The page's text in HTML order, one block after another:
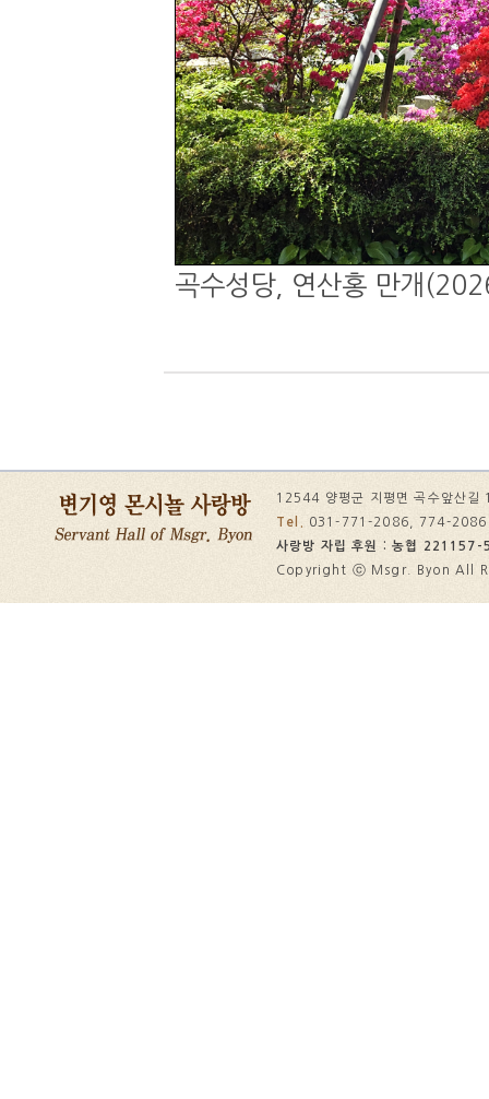
곡수성당, 연산홍 만개
12544 양평군 지평면 곡수앞산길
Tel.
031-771-2086, 774-
사랑방 자립 후원 : 농협
Copyright ⓒ Msgr. Byon All